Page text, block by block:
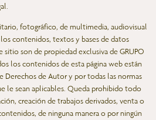
fotográfico, de multimedia, audiovisual
contenidos, textos y bases de datos
sitio son de propiedad exclusiva de GRUPO
los contenidos de esta página web están
Derechos de Autor y por todas las normas
le sean aplicables. Queda prohibido todo
creación de trabajos derivados, venta o
de ninguna manera o por ningún